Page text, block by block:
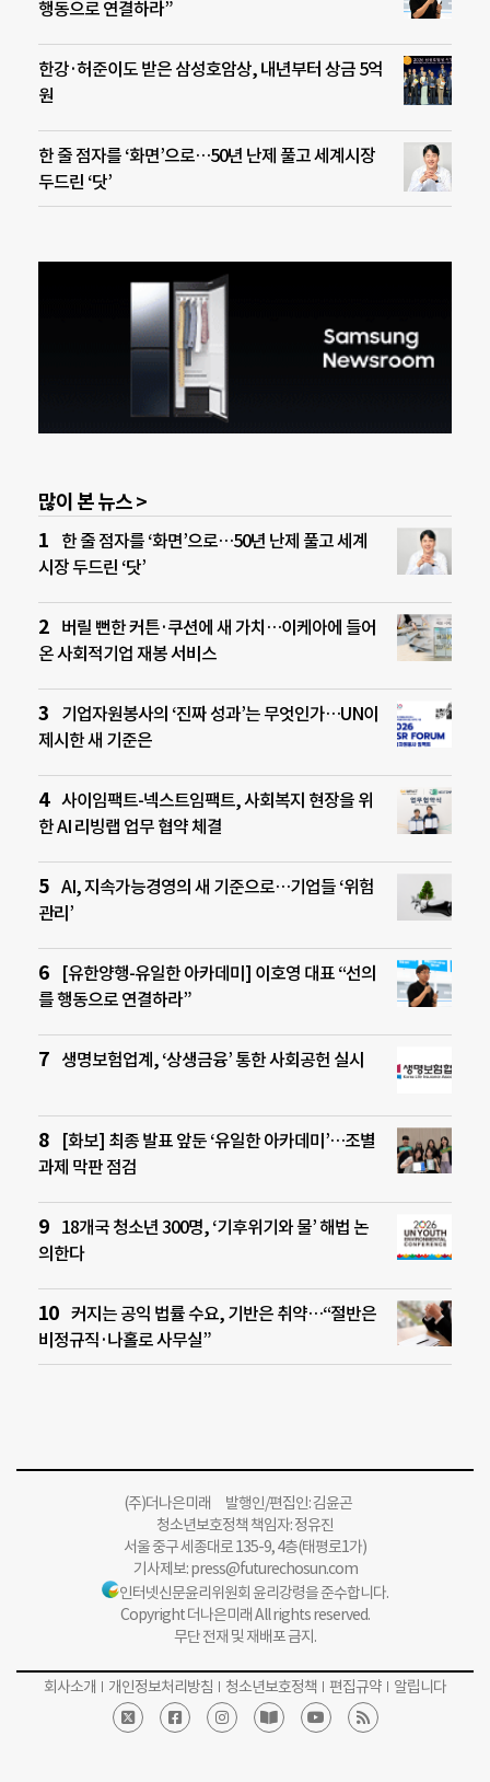
행동으로 연결하라”
한강·허준이도 받은 삼성호암상, 내년부터 상금 5억
원
한 줄 점자를 ‘화면’으로…50년 난제 풀고 세계시장
두드린 ‘닷’
많이 본 뉴스 >
한 줄 점자를 ‘화면’으로…50년 난제 풀고 세계
시장 두드린 ‘닷’
버릴 뻔한 커튼·쿠션에 새 가치…이케아에 들어
온 사회적기업 재봉 서비스
기업자원봉사의 ‘진짜 성과’는 무엇인가…UN이
제시한 새 기준은
사이임팩트-넥스트임팩트, 사회복지 현장을 위
한 AI 리빙랩 업무 협약 체결
AI, 지속가능경영의 새 기준으로…기업들 ‘위험
관리’
[유한양행-유일한 아카데미] 이호영 대표 “선의
를 행동으로 연결하라”
생명보험업계, ‘상생금융’ 통한 사회공헌 실시
[화보] 최종 발표 앞둔 ‘유일한 아카데미’…조별
과제 막판 점검
18개국 청소년 300명, ‘기후위기와 물’ 해법 논
의한다
커지는 공익 법률 수요, 기반은 취약…“절반은
비정규직·나홀로 사무실”
(주)더나은미래 발행인/편집인: 김윤곤
청소년보호정책 책임자: 정유진
서울 중구 세종대로 135-9, 4층(태평로1가)
기사제보:press@futurechosun.com
인터넷신문윤리위원회 윤리강령을 준수합니다.
Copyright 더나은미래 All rights reserved.
무단 전재 및 재배포 금지.
회사소개 개인정보처리방침 청소년보호정책 편집규약 알립니다